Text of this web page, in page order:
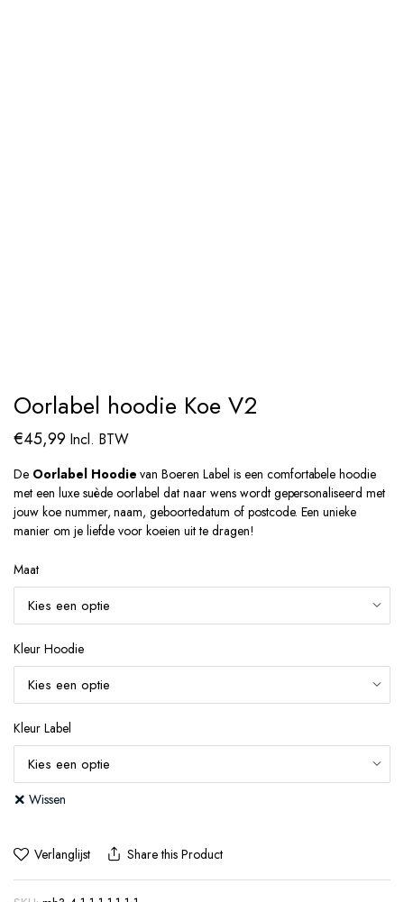
Oorlabel hoodie Koe V2
€45,99 Incl. BTW
De Oorlabel Hoodie van Boeren Label is een comfortabele hoodie
met een luxe suède oorlabel dat naar wens wordt gepersonaliseerd met
jouw koe nummer, naam, geboortedatum of postcode. Een unieke
manier om je liefde voor koeien uit te dragen!
Maat
Kleur Hoodie
Kleur Label
Wissen
Verlanglijst Share this Product